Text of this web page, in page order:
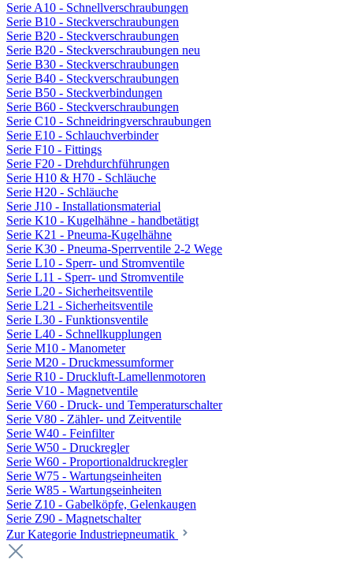
Serie A10 - Schnellverschraubungen
Serie B10 - Steckverschraubungen
Serie B20 - Steckverschraubungen
Serie B20 - Steckverschraubungen neu
Serie B30 - Steckverschraubungen
Serie B40 - Steckverschraubungen
Serie B50 - Steckverbindungen
Serie B60 - Steckverschraubungen
Serie C10 - Schneidringverschraubungen
Serie E10 - Schlauchverbinder
Serie F10 - Fittings
Serie F20 - Drehdurchführungen
Serie H10 & H70 - Schläuche
Serie H20 - Schläuche
Serie J10 - Installationsmaterial
Serie K10 - Kugelhähne - handbetätigt
Serie K21 - Pneuma-Kugelhähne
Serie K30 - Pneuma-Sperrventile 2-2 Wege
Serie L10 - Sperr- und Stromventile
Serie L11 - Sperr- und Stromventile
Serie L20 - Sicherheitsventile
Serie L21 - Sicherheitsventile
Serie L30 - Funktionsventile
Serie L40 - Schnellkupplungen
Serie M10 - Manometer
Serie M20 - Druckmessumformer
Serie R10 - Druckluft-Lamellenmotoren
Serie V10 - Magnetventile
Serie V60 - Druck- und Temperaturschalter
Serie V80 - Zähler- und Zeitventile
Serie W40 - Feinfilter
Serie W50 - Druckregler
Serie W60 - Proportionaldruckregler
Serie W75 - Wartungseinheiten
Serie W85 - Wartungseinheiten
Serie Z10 - Gabelköpfe, Gelenkaugen
Serie Z90 - Magnetschalter
Zur Kategorie Industriepneumatik